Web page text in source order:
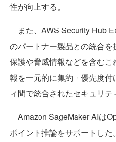
性が向上する。
また、AWS Security Hub
のパートナー製品との統合を
保護や脅威情報などを含む
報を一元的に集約・優先度
ィ間で統合されたセキュリテ
Amazon SageMaker AIは
ポイント推論をサポートし